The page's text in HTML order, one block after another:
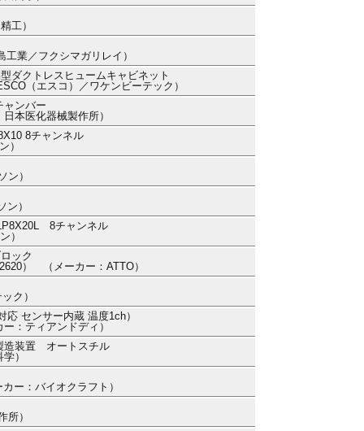
工）
業／フクシマガリレイ）
ダクトレスヒュームキャビネット
（エスコ）／ワケンビーテック）
ンバー
本医化器械製作所）
8チャンネル
）
ン）
）
8チャンネル
）
ック
） （メーカー：ATTO）
ク）
センサー内蔵 温度1ch）
：ティアンドディ）
造装置 オートスチル
）
ー：バイオクラフト）
所）